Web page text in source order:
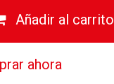
Añadir al carrito
ahora